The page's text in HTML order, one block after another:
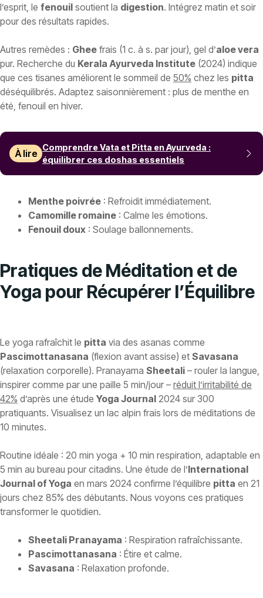
l’esprit, le fenouil soutient la digestion. Intégrez matin et soir
pour des résultats rapides.
Autres remèdes : Ghee frais (1 c. à s. par jour), gel d’aloe vera
pur. Recherche du Kerala Ayurveda Institute (2024) indique
que ces tisanes améliorent le sommeil de 50% chez les pitta
déséquilibrés. Adaptez saisonnièrement : plus de menthe en
été, fenouil en hiver.
À lire
Comprendre Vata et Pitta en Ayurveda :
équilibrer ces doshas essentiels
Menthe poivrée : Refroidit immédiatement.
Camomille romaine : Calme les émotions.
Fenouil doux : Soulage ballonnements.
Pratiques de Méditation et de
Yoga pour Récupérer l’Équilibre
Le yoga rafraîchit le pitta via des asanas comme
Pascimottanasana (flexion avant assise) et Savasana
(relaxation corporelle). Pranayama Sheetali – rouler la langue,
inspirer comme par une paille 5 min/jour – réduit l’irritabilité de
42% d’après une étude Yoga Journal 2024 sur 300
pratiquants. Visualisez un lac alpin frais lors de méditations de
10 minutes.
Routine idéale : 20 min yoga + 10 min respiration, adaptable en
5 min au bureau pour citadins. Une étude de l’International
Journal of Yoga en mars 2024 confirme l’équilibre pitta en 21
jours chez 85% des débutants. Nous voyons ces pratiques
transformer le quotidien.
Sheetali Pranayama : Respiration rafraîchissante.
Pascimottanasana : Étire et calme.
Savasana : Relaxation profonde.